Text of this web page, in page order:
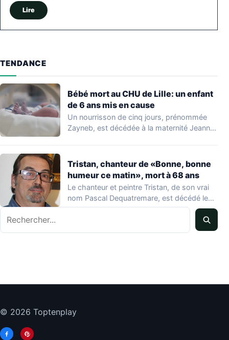
Lire
TENDANCE
Bébé mort au CHU de Lille: un enfant
de 6 ans mis en cause
Un nourrisson de cinq jours, prénommée
Zayneb, est décédée à la maternité Jeanne
Tristan, chanteur de «Bonne, bonne
humeur ce matin», mort à 68 ans
Le chanteur et peintre Tristan, de son vrai
nom Pascal Dequatremare, est décédé le…
Rechercher
© 2026 Toptenplay